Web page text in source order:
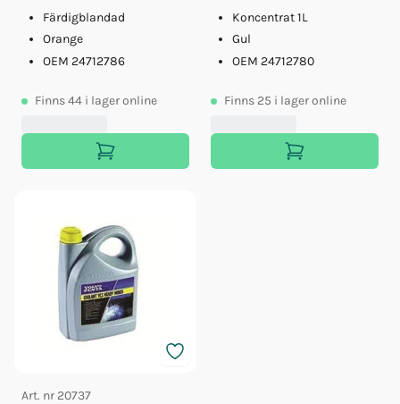
Färdigblandad
Orange
OEM 24712786
Finns44 i lager online
Koncentrat 1L
Gul
OEM 24712780
Finns 25 i lager online
Art. nr 20737